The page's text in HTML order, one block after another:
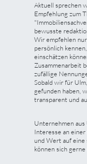
Aktuell sprechen
Empfehlung zum
bewusste
Wir empfehlen
persönlich
einschätzen
Zusammenarbeit
zufällige
Sobald wir für
gefunden haben,
transparent und
Unternehmen
Interesse an
und Wert auf eine
können sich